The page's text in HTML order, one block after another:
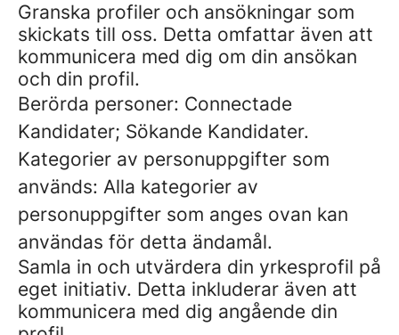
Granska profiler och ansökningar som
skickats till oss. Detta omfattar även att
kommunicera med dig om din ansökan
och din profil.
Berörda personer: Connectade
Kandidater; Sökande Kandidater.
Kategorier av personuppgifter som
används: Alla kategorier av
personuppgifter som anges ovan kan
användas för detta ändamål.
Samla in och utvärdera din yrkesprofil på
eget initiativ. Detta inkluderar även att
kommunicera med dig angående din